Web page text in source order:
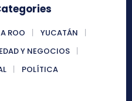
ROO
YUCATÁN
Y NEGOCIOS
POLÍTICA